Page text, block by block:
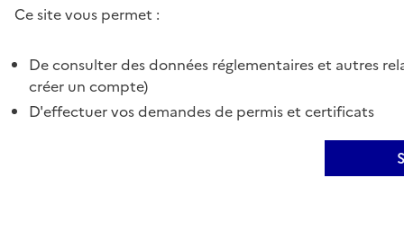
Ce site vous permet :
De consulter des données réglementaires et autres
créer un compte)
D'effectuer vos demandes de permis et certificats